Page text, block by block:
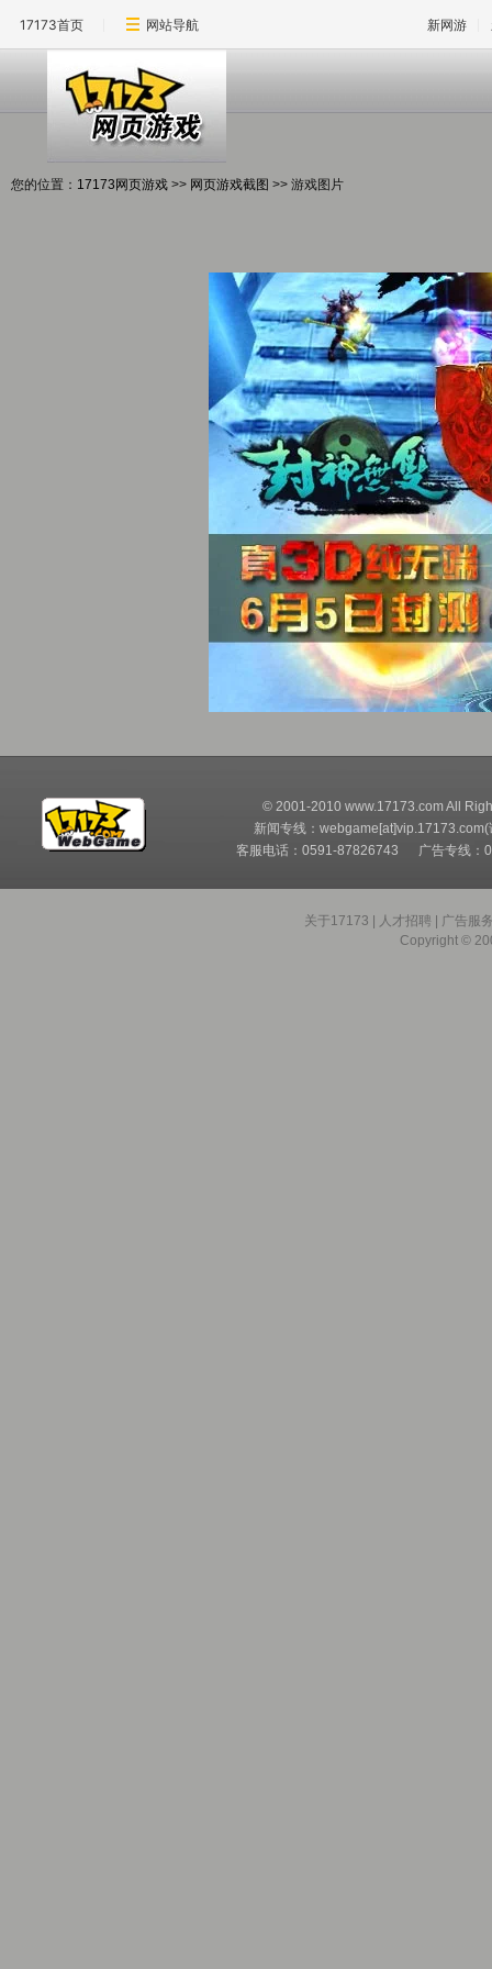
17173首页 网站导航 新网游
您的位置： 17173网页游戏 >> 网页游戏截图 >> 游戏图片
© 2001-2010 www.17173.com All
新闻专线：webgame[at]vip.17173.com(
客服电话：0591-87826743 广告专线
关于17173 人才招聘
广告服
Copyright ©